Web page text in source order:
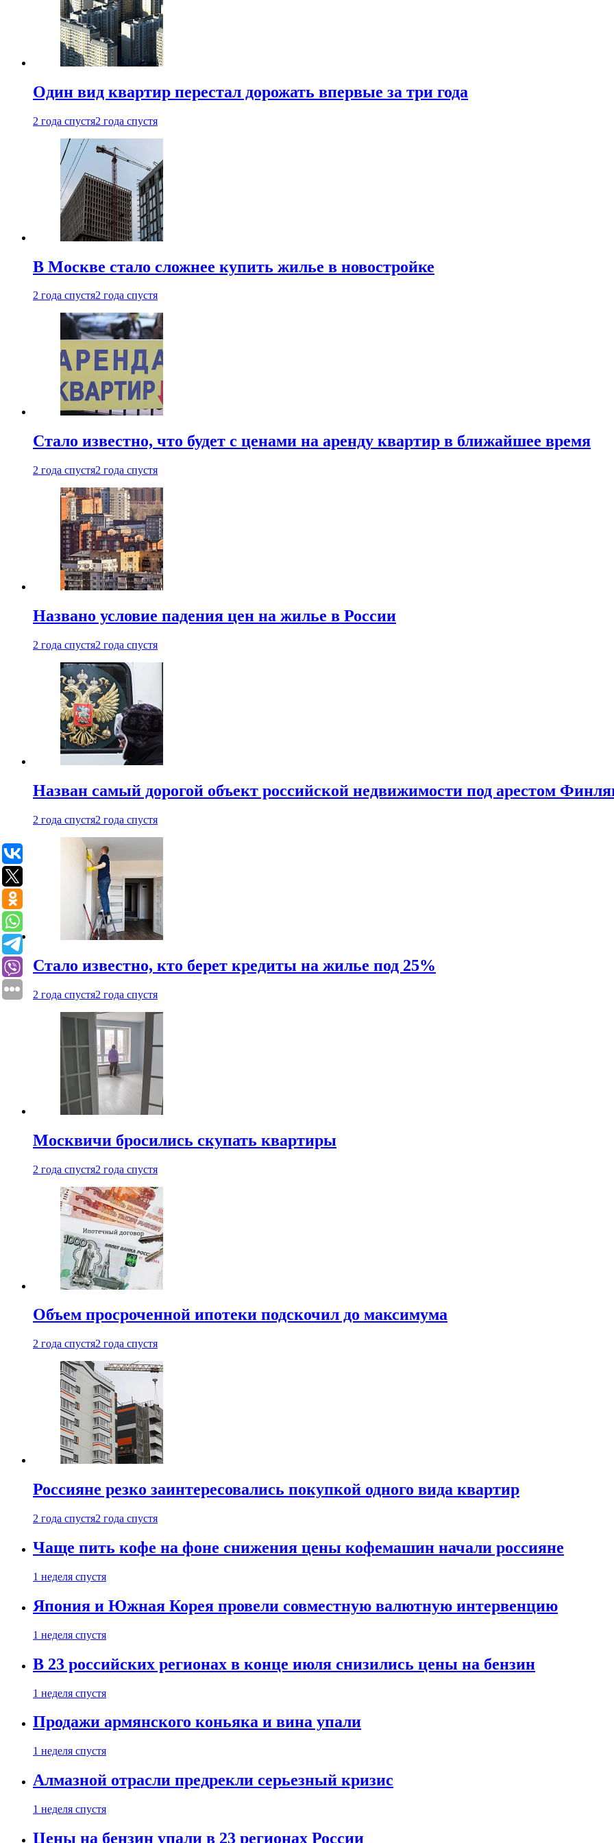
Один вид квартир перестал дорожать впервые за три года
2 года спустя2 года спустя
В Москве стало сложнее купить жилье в новостройке
2 года спустя2 года спустя
Стало известно, что будет с ценами на аренду квартир в ближайшее время
2 года спустя2 года спустя
Названо условие падения цен на жилье в России
2 года спустя2 года спустя
Назван самый дорогой объект российской недвижимости под арестом
2 года спустя2 года спустя
Стало известно, кто берет кредиты на жилье под 25%
2 года спустя2 года спустя
Москвичи бросились скупать квартиры
2 года спустя2 года спустя
Объем просроченной ипотеки подскочил до максимума
2 года спустя2 года спустя
Россияне резко заинтересовались покупкой одного вида квартир
2 года спустя2 года спустя
Чаще пить кофе на фоне снижения цены кофемашин начали россияне
1 неделя спустя
Япония и Южная Корея провели совместную валютную интервенцию
1 неделя спустя
В 23 российских регионах в конце июля снизились цены на бензин
1 неделя спустя
Продажи армянского коньяка и вина упали
1 неделя спустя
Алмазной отрасли предрекли серьезный кризис
1 неделя спустя
Цены на бензин упали в 23 регионах России